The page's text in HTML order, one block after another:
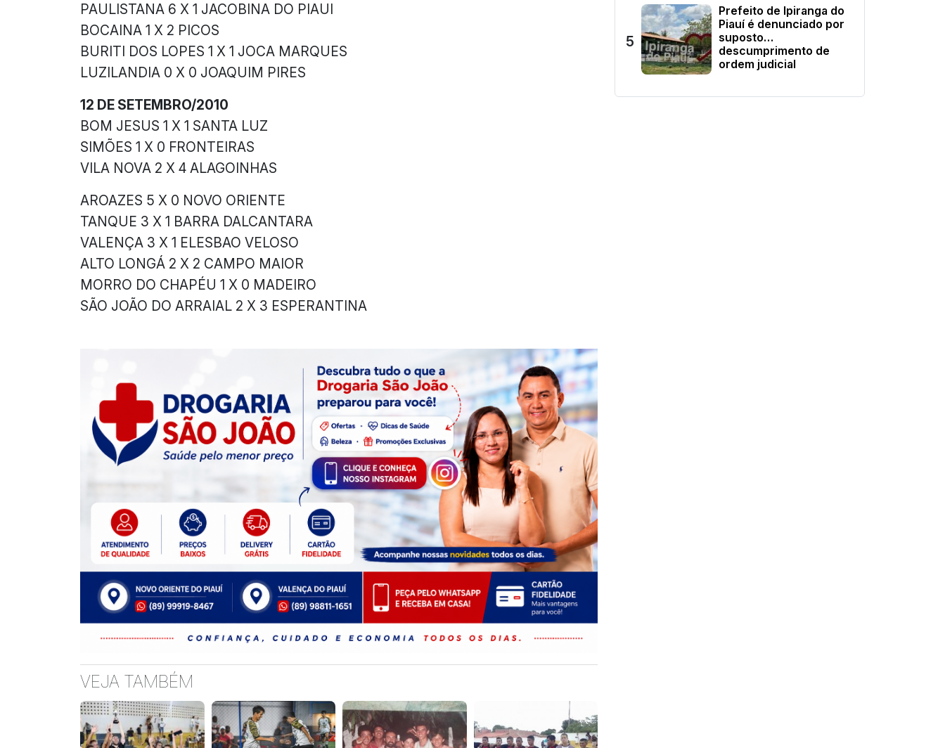
PAULISTANA 6 X 1 JACOBINA DO PIAUI
BOCAINA 1 X 2 PICOS
BURITI DOS LOPES 1 X 1 JOCA MARQUES
LUZILANDIA 0 X 0 JOAQUIM PIRES
12 DE SETEMBRO/2010
BOM JESUS 1 X 1 SANTA LUZ
SIMÕES 1 X 0 FRONTEIRAS
VILA NOVA 2 X 4 ALAGOINHAS
AROAZES 5 X 0 NOVO ORIENTE
TANQUE 3 X 1 BARRA DALCANTARA
VALENÇA 3 X 1 ELESBAO VELOSO
ALTO LONGÁ 2 X 2 CAMPO MAIOR
MORRO DO CHAPÉU 1 X 0 MADEIRO
SÃO JOÃO DO ARRAIAL 2 X 3 ESPERANTINA
VEJA TAMBÉM
5
Prefeito de Ipiranga do
Piauí é denunciado por
suposto
descumprimento de
ordem judicial